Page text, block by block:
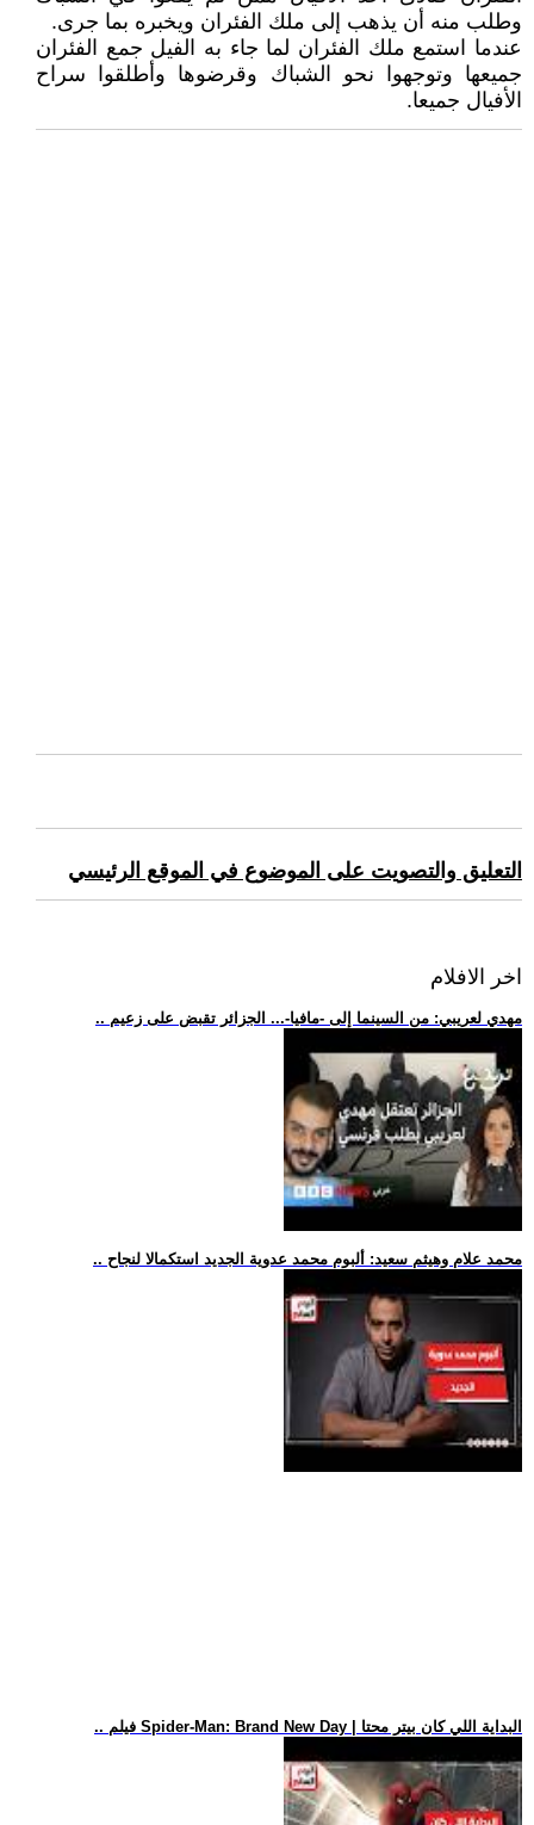
وطلب منه أن يذهب إلى ملك الفئران ويخبره بما جرى.
عندما استمع ملك الفئران لما جاء به الفيل جمع الفئران
جميعها وتوجهوا نحو الشباك وقرضوها وأطلقوا سراح
الأفيال جميعا.
التعليق والتصويت على الموضوع في الموقع الرئيسي
اخر الافلام
.. مهدي لعريبي: من السينما إلى -مافيا-... الجزائر تقبض على زعيم
.. محمد علام وهيثم سعيد: ألبوم محمد عدوية الجديد استكمالا لنجاح
.. فيلم Spider-Man: Brand New Day | البداية اللي كان بيتر محتا